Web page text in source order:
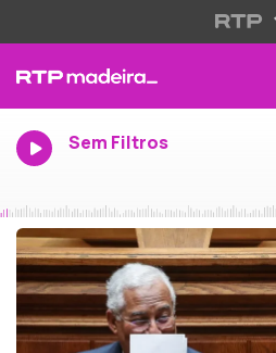
Sem Filtros